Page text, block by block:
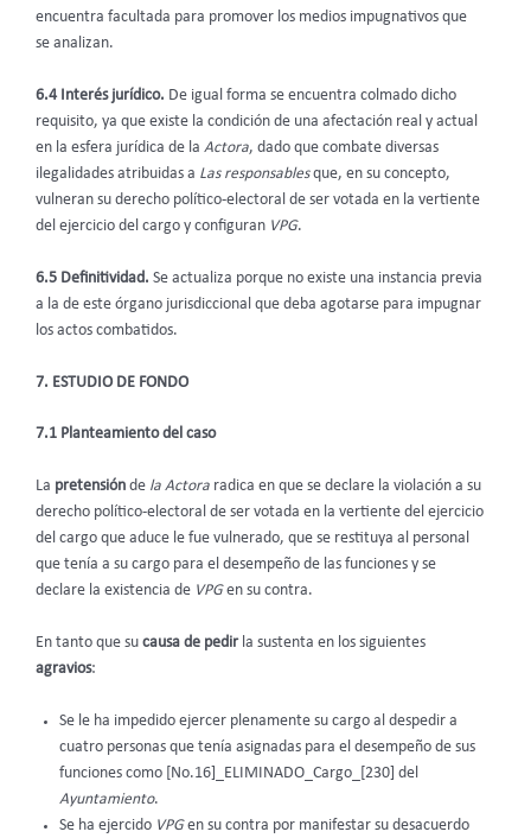
encuentra facultada para promover los medios impugnativos que
se analizan.
6.4 Interés jurídico. De igual forma se encuentra colmado dicho
requisito, ya que existe la condición de una afectación real y actual
en la esfera jurídica de la Actora, dado que combate diversas
ilegalidades atribuidas a Las responsablesque, en su concepto,
vulneran su derecho político-electoral de ser votada en la vertiente
del ejercicio del cargo y configuran VPG.
6.5 Definitividad. Se actualiza porque no existe una instancia previa
a la de este órgano jurisdiccional que deba agotarse para impugnar
los actos combatidos.
7. ESTUDIO DE FONDO
7.1 Planteamiento del caso
La pretensión de la Actora radica en que se declare la violación a su
derecho político-electoral de ser votada en la vertiente del ejercicio
del cargo que aduce le fue vulnerado, que se restituya al personal
que tenía a su cargo para el desempeño de las funciones y se
declare la existencia de VPGen su contra.
En tanto que su causa de pedirla sustenta en los siguientes
agravios:
Se le ha impedido ejercer plenamente su cargo al despedir a
cuatro personas que tenía asignadas para el desempeño de sus
funciones como [No.16]_ELIMINADO_Cargo_[230] del
Ayuntamiento.
Se ha ejercido VPGen su contra por manifestar su desacuerdo